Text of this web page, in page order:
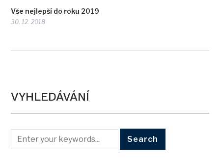
Vše nejlepší do roku 2019
30. 12. 2018
VYHLEDÁVÁNÍ